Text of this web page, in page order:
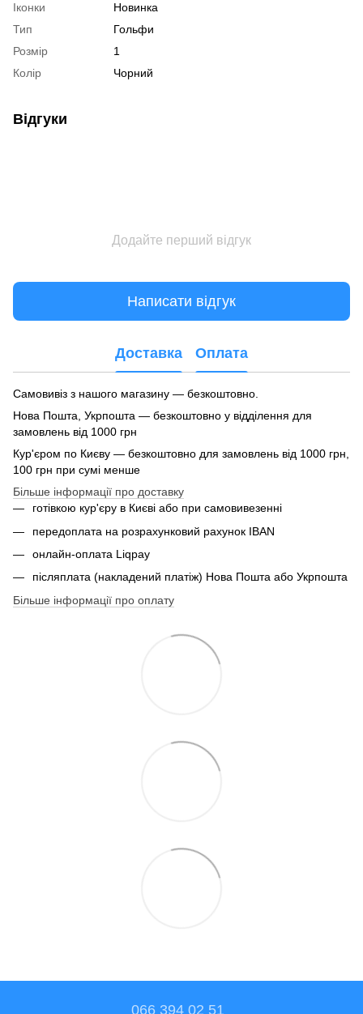
Іконки
Новинка
Тип
Гольфи
Розмір
1
Колір
Чорний
Відгуки
Додайте перший відгук
Написати відгук
Доставка Оплата
Самовивіз з нашого магазину — безкоштовно.
Нова Пошта, Укрпошта — безкоштовно у відділення для
замовлень від 1000 грн
Кур'єром по Києву — безкоштовно для замовлень від 1000 грн,
100 грн при сумі менше
Більше інформації про доставку
готівкою кур'єру в Києві або при самовивезенні
передоплата на розрахунковий рахунок IBAN
онлайн-оплата Liqpay
післяплата (накладений платіж) Нова Пошта або Укрпошта
Більше інформації про оплату
066 394 02 51